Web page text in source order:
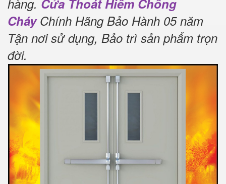
hàng. Cửa Thoát Hiểm Chống
CháyChính Hãng Bảo Hành 05 năm
Tận nơi sử dụng, Bảo trì sản phẩm trọn
đời.